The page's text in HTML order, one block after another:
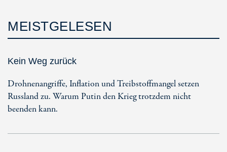
MEISTGELESEN
Kein Weg zurück
Drohnenangriffe, Inflation und Treibstoffmangel setzen
Russland zu. Warum Putin den Krieg trotzdem nicht
beenden kann.